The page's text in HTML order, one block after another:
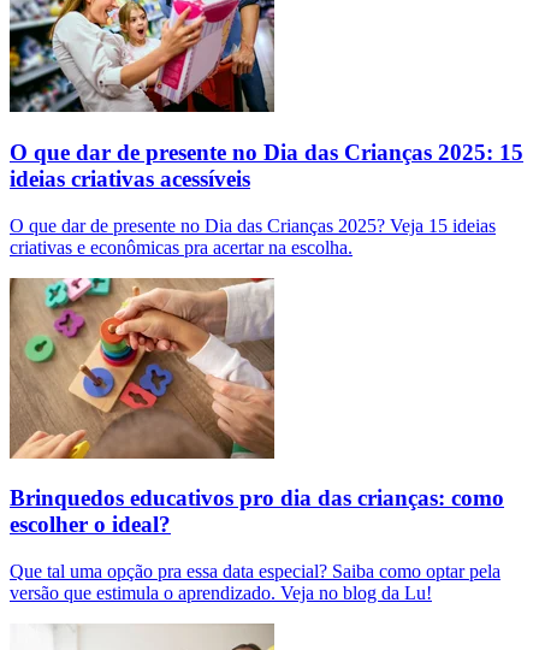
O que dar de presente no Dia das Crianças 2025: 15
ideias criativas acessíveis
O que dar de presente no Dia das Crianças 2025? Veja 15 ideias
criativas e econômicas pra acertar na escolha.
Brinquedos educativos pro dia das crianças: como
escolher o ideal?
Que tal uma opção pra essa data especial? Saiba como optar pela
versão que estimula o aprendizado. Veja no blog da Lu!